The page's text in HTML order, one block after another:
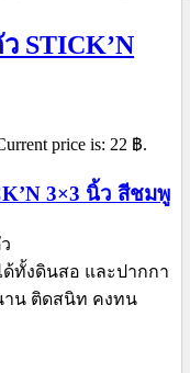
STICK’N
price is: 22 ฿.
3×3 นิ้ว สีชมพู
ด้ทั้งดินสอ และปากกา
าน ติดสนิท คงทน